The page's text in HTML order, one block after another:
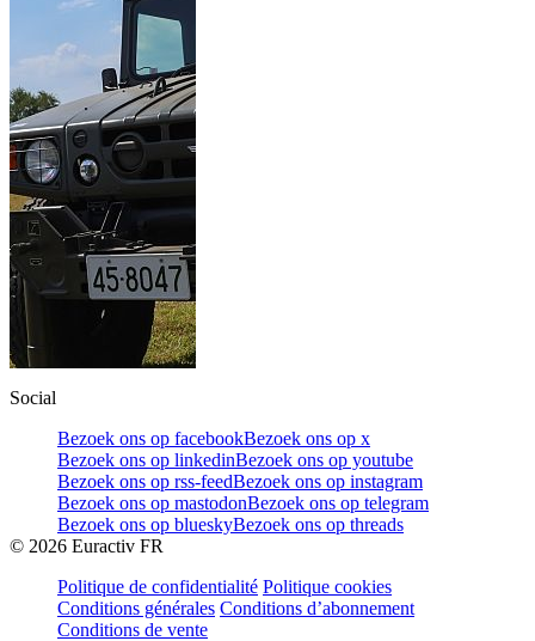
Social
Bezoek ons op facebookBezoek ons op x
Bezoek ons op linkedinBezoek ons op youtube
Bezoek ons op rss-feedBezoek ons op instagram
Bezoek ons op mastodonBezoek ons op telegram
Bezoek ons op blueskyBezoek ons op threads
© 2026 Euractiv FR
Politique de confidentialité Politique cookies
Conditions générales Conditions d’abonnement
Conditions de vente